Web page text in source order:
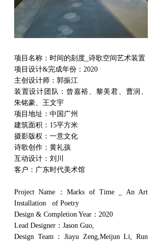
项目名称：时间的刻度_诗歌空间艺术装置
项目设计&完成年份：2020
主创设计师：郭振江
装置设计团队：曾嘉裕、黎美君、曹润、
朱铭豪、王文宇
项目地址：中国广州
建筑面积：15平方米
摄影版权：一意文化
诗歌创作：黄礼孩
互动设计：刘川
客户：广东时代美术馆
Project Name：Marks of Time _ An Art
Installation   of Poetry
Design & Completion Year：2020
Lead Designer：Jason Guo,
Design Team：Jiayu Zeng,Meijun Li, Run